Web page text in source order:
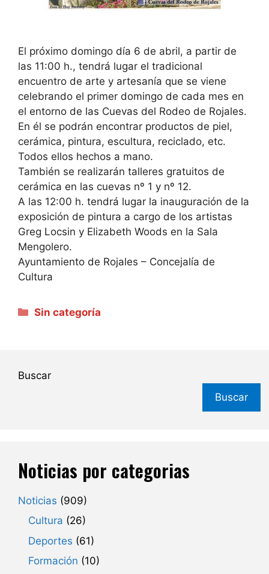
El próximo domingo día 6 de abril, a partir de
las 11:00 h., tendrá lugar el tradicional
encuentro de arte y artesanía que se viene
celebrando el primer domingo de cada mes en
el entorno de las Cuevas del Rodeo de Rojales.
En él se podrán encontrar productos de piel,
cerámica, pintura, escultura, reciclado, etc.
Todos ellos hechos a mano.
También se realizarán talleres gratuitos de
cerámica en las cuevas nº 1 y nº 12.
A las 12:00 h. tendrá lugar la inauguración de la
exposición de pintura a cargo de los artistas
Greg Locsin y Elizabeth Woods en la Sala
Mengolero.
Ayuntamiento de Rojales – Concejalía de
Cultura
Categorías
Sin categoría
Buscar
Buscar
Noticias por categorias
Noticias (909)
Cultura (26)
Deportes (61)
Formación (10)